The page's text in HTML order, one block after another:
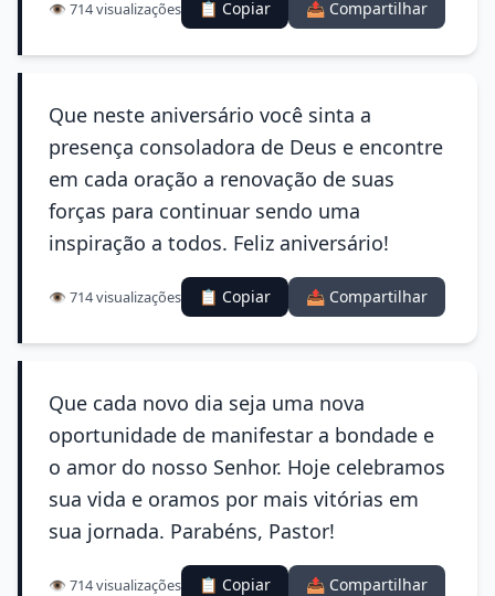
👁️ 714 visualizações 📋 Copiar 📤 Compartilhar
Que neste aniversário você sinta a
presença consoladora de Deus e encontre
em cada oração a renovação de suas
forças para continuar sendo uma
inspiração a todos. Feliz aniversário!
👁️ 714 visualizações 📋 Copiar 📤 Compartilhar
Que cada novo dia seja uma nova
oportunidade de manifestar a bondade e
o amor do nosso Senhor. Hoje celebramos
sua vida e oramos por mais vitórias em
sua jornada. Parabéns, Pastor!
👁️ 714 visualizações 📋 Copiar 📤 Compartilhar